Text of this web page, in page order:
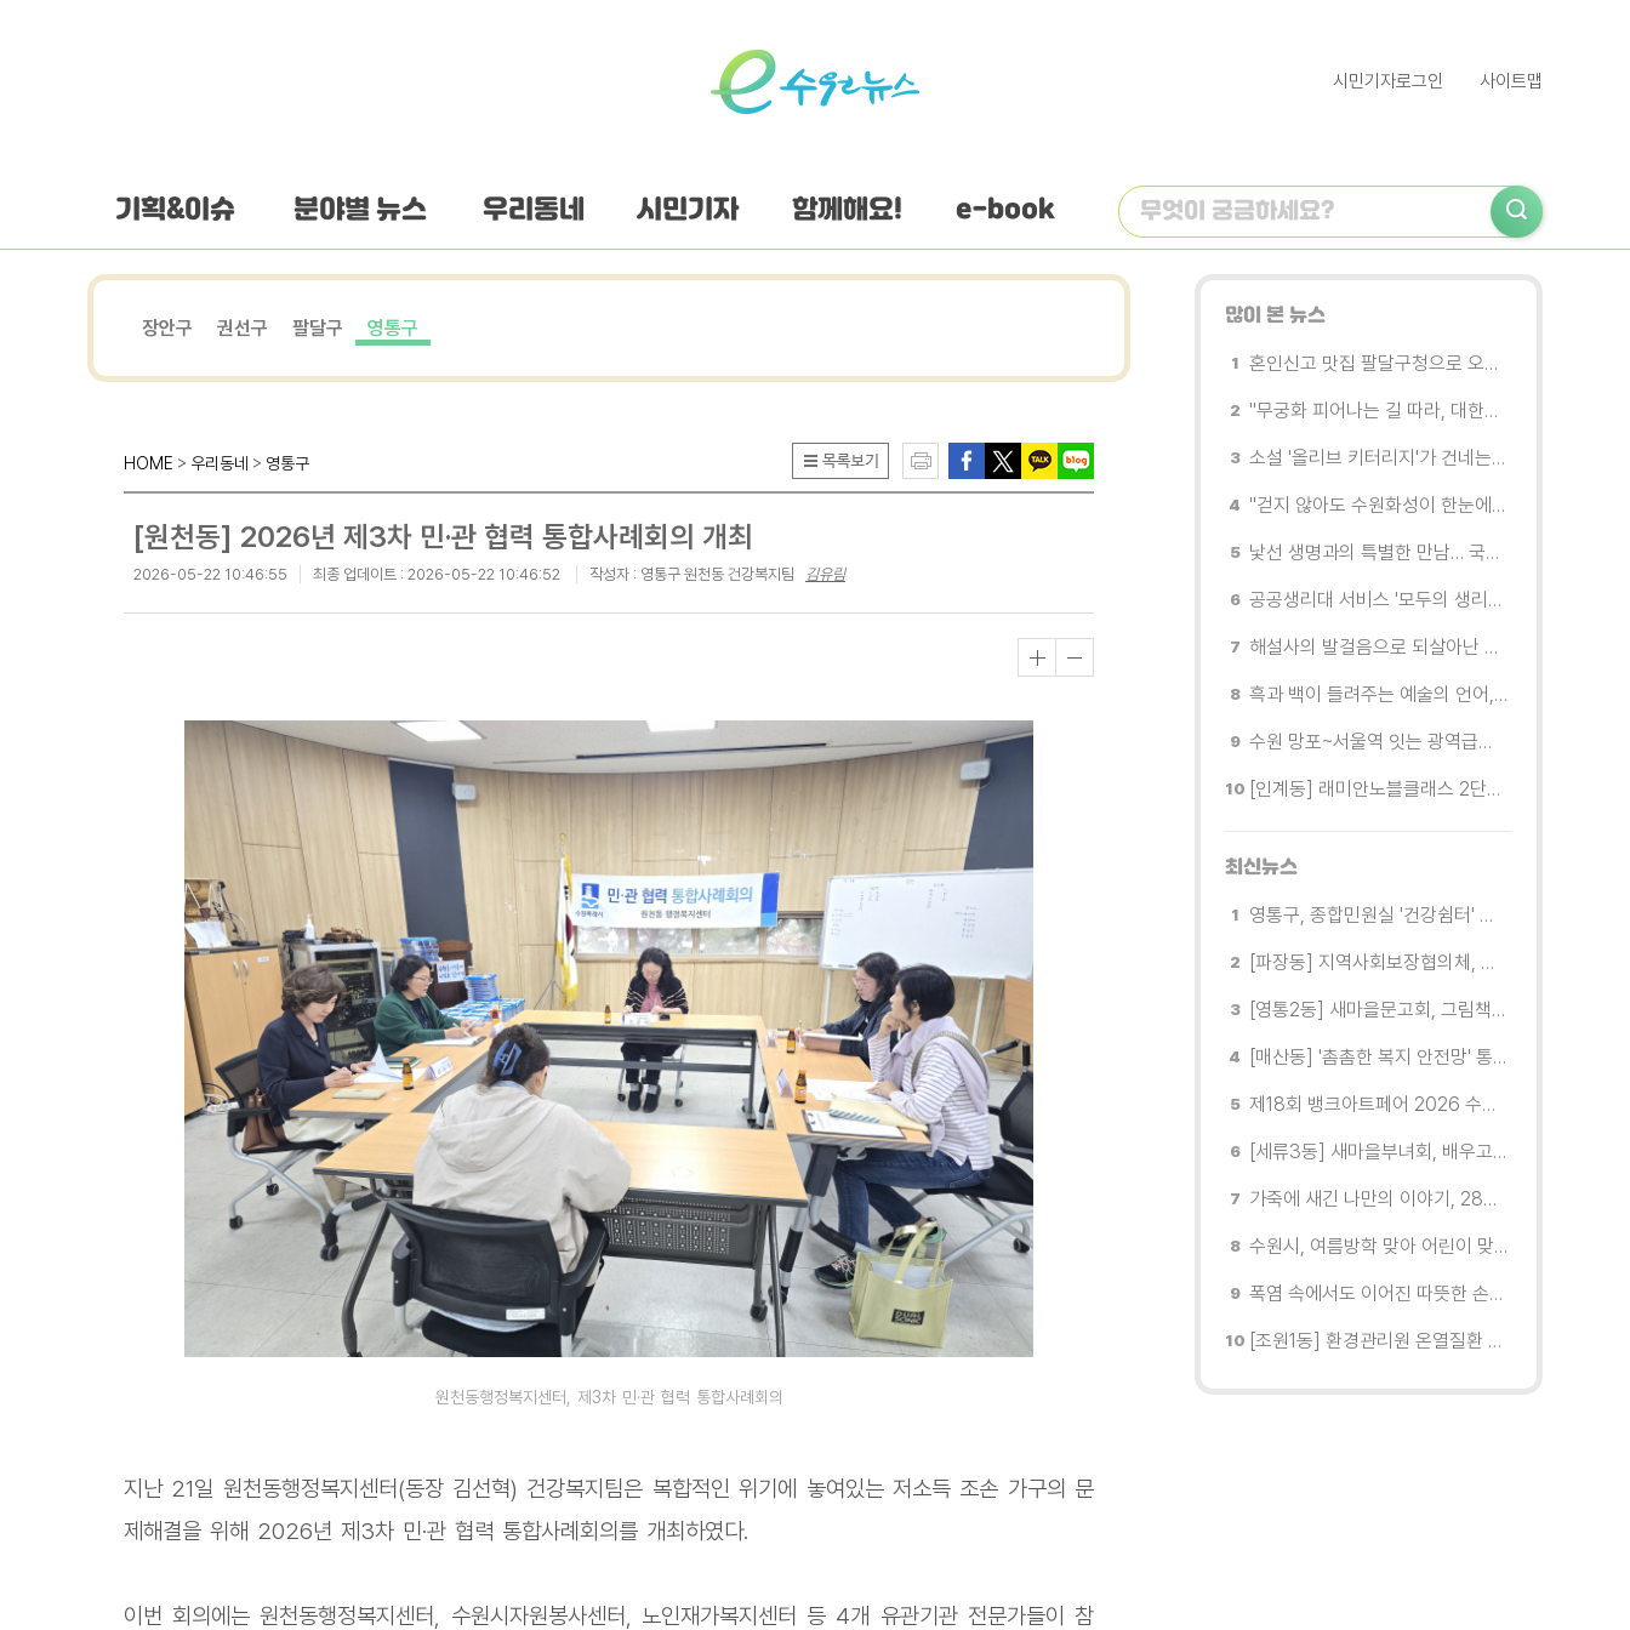
시민기자로그인 사이트맵
기획&이슈 분야별 뉴스 우리동네 시민기자 함께해요! e-book
장안구 권선구 팔달구 영통구
HOME > 우리동네 > 영통구
[원천동] 2026년 제3차 민·관 협력 통합사례회의 개최
2026-05-22 10:46:55 최종 업데이트 : 2026-05-22 10:46:52 작성자 : 영통구 원천동 건강복지팀 김유림
원천동행정복지센터, 제3차 민·관 협력 통합사례회의
지난 21일 원천동행정복지센터(동장 김선혁) 건강복지팀은 복합적인 위기에 놓여있는 저소득 조손 가구의 문
제해결을 위해 2026년 제3차 민·관 협력 통합사례회의를 개최하였다.
이번 회의에는 원천동행정복지센터, 수원시자원봉사센터, 노인재가복지센터 등 4개 유관기관 전문가들이 참
많이 본 뉴스
혼인신고 맛집 팔달구청으로 오세요
"무궁화 피어나는 길 따라, 대한민국을 걷는다"
소설 '올리브 키터리지'가 건네는 삶과 연민의 철학
"걷지 않아도 수원화성이 한눈에"…무장애 관광버스 '수원행차' 타보니
낯선 생명과의 특별한 만남… 국제전 《패트리샤 피치니니: 킨쉽》
공공생리대 서비스 '모두의 생리대' 시범 운영...수원시청·4개 구청 등에 지급기 설치
해설사의 발걸음으로 되살아난 수원의 독립운동 역사
흑과 백이 들려주는 예술의 언어, 수원시립미술관 소장품전《블랑 블랙 파노라마》
수원 망포~서울역 잇는 광역급행버스 M5165번, 8월 3일 개통
[인계동] 래미안노블클래스 2단지 경로당, 무더위 속 독거노인에게 '따뜻한 한 끼' 대접
최신뉴스
영통구, 종합민원실 '건강쉼터' 운영... 폭염 무더위 속 시민의 안전 강화
[파장동] 지역사회보장협의체, 사랑의 삼계탕 나눔으로 건강한 여름나기 지원
[영통2동] 새마을문고회, 그림책 작가 김지우와 함께하는 북토크 개최
[매산동] '촘촘한 복지 안전망' 통합사례관리로 위기가구 지원 강화
제18회 뱅크아트페어 2026 수원 개막, '나도 그림을 소유한다'
[세류3동] 새마을부녀회, 배우고 고치고 나누는 「옷고치미 동행」
가죽에 새긴 나만의 이야기, 28청춘청년몰에서 만난 특별한 하루
수원시, 여름방학 맞아 어린이 맞춤형 '도로명주소' 홍보
폭염 속에서도 이어진 따뜻한 손길… 영통3동 주민들 환경정비 나서
[조원1동] 환경관리원 온열질환 예방교육 실시